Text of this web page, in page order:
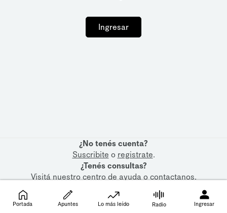
Ingresar
¿No tenés cuenta?
Suscribite o registrate.
¿Tenés consultas?
Visitá nuestrocentro de ayudaocontactanos.
Portada Apuntes Lo más leído Radio Ingresar